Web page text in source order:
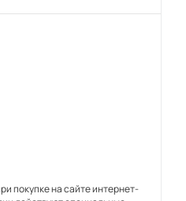
покупке на сайте интернет-